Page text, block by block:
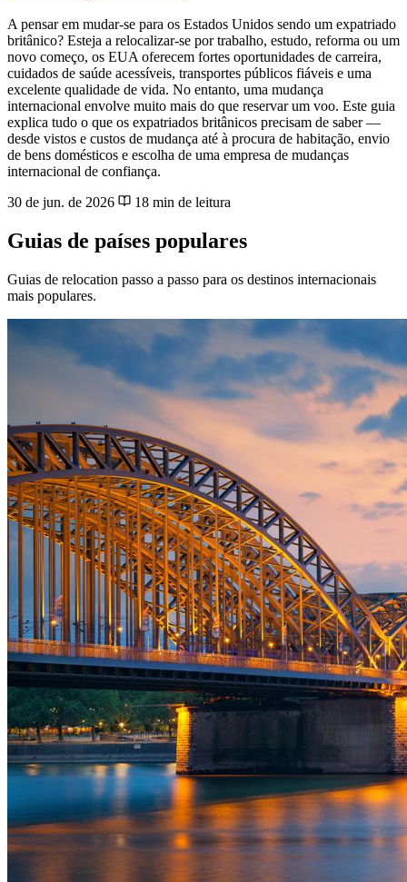
A pensar em mudar-se para os Estados Unidos sendo um expatriado
britânico? Esteja a relocalizar-se por trabalho, estudo, reforma ou um
novo começo, os EUA oferecem fortes oportunidades de carreira,
cuidados de saúde acessíveis, transportes públicos fiáveis e uma
excelente qualidade de vida. No entanto, uma mudança
internacional envolve muito mais do que reservar um voo. Este guia
explica tudo o que os expatriados britânicos precisam de saber —
desde vistos e custos de mudança até à procura de habitação, envio
de bens domésticos e escolha de uma empresa de mudanças
internacional de confiança.
30 de jun. de 2026
18 min de leitura
Guias de países populares
Guias de relocation passo a passo para os destinos internacionais
mais populares.